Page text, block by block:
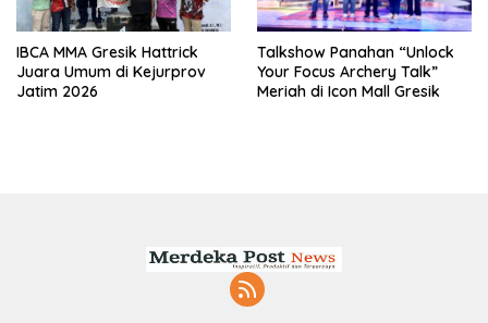
IBCA MMA Gresik Hattrick
Juara Umum di Kejurprov
Jatim 2026
Talkshow Panahan “Unlock
Your Focus Archery Talk”
Meriah di Icon Mall Gresik